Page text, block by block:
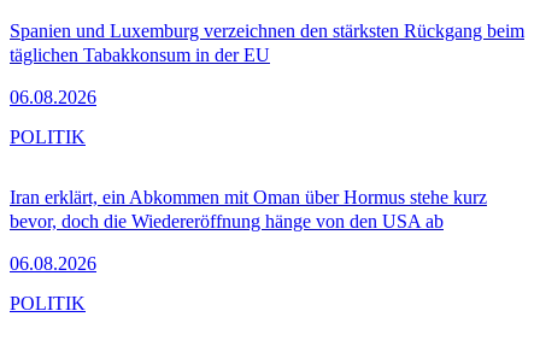
Spanien und Luxemburg verzeichnen den stärksten Rückgang beim
täglichen Tabakkonsum in der EU
06.08.2026
Iran erklärt, ein Abkommen mit Oman über Hormus stehe kurz
bevor, doch die Wiedereröffnung hänge von den USA ab
06.08.2026
POLITIK
POLITIK